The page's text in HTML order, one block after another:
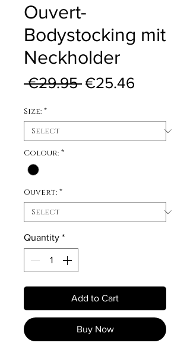
Ouvert-
Bodystocking mit
Neckholder
€29.95 Regular Price
€25.46
Size: *
Colour: *
Ouvert: *
Quantity *
Add to Cart
Buy Now